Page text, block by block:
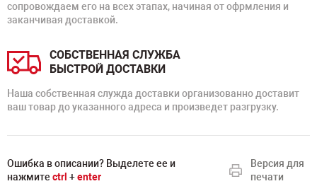
сопровождаем его на всех этапах, начиная от офрмления и
заканчивая доставкой.
СОБСТВЕННАЯ СЛУЖБА
БЫСТРОЙ ДОСТАВКИ
Наша собственная служда доставки организованно доставит
ваш товар до указанного адреса и произведет разгрузку.
Ошибка в описании? Выделете ее и
нажмите ctrl +enter
Версия для
печати